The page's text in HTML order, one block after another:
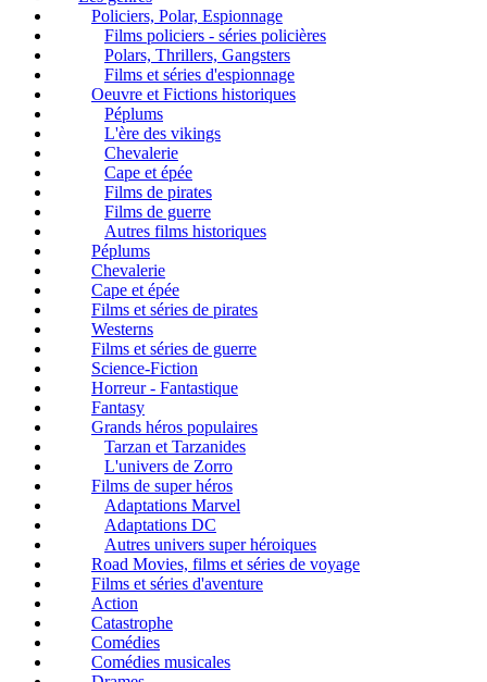
Policiers, Polar, Espionnage
Films policiers - séries policières
Polars, Thrillers, Gangsters
Films et séries d'espionnage
Oeuvre et Fictions historiques
Péplums
L'ère des vikings
Chevalerie
Cape et épée
Films de pirates
Films de guerre
Autres films historiques
Péplums
Chevalerie
Cape et épée
Films et séries de pirates
Westerns
Films et séries de guerre
Science-Fiction
Horreur - Fantastique
Fantasy
Grands héros populaires
Tarzan et Tarzanides
L'univers de Zorro
Films de super héros
Adaptations Marvel
Adaptations DC
Autres univers super héroiques
Road Movies, films et séries de voyage
Films et séries d'aventure
Action
Catastrophe
Comédies
Comédies musicales